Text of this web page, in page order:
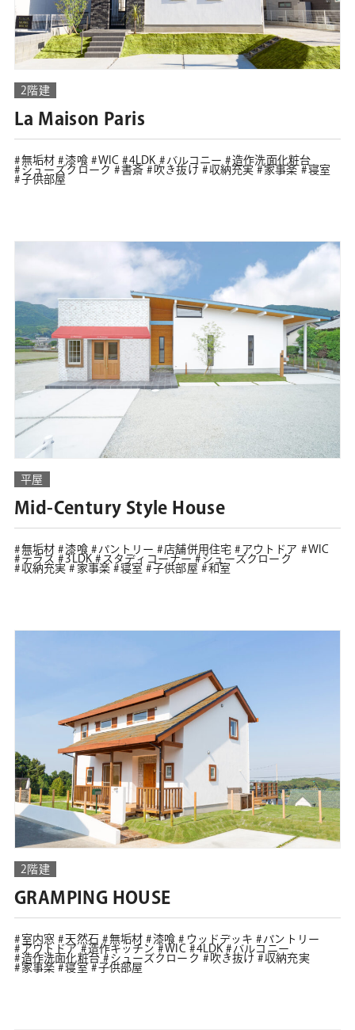
2階建
La Maison Paris
無垢材 漆喰 WIC 4LDK バルコニー
造作洗面化粧台
シューズクローク
書斎 吹き抜け 収納充実 家事楽
寝室
子供部屋
平屋
Mid-Century Style House
無垢材 漆喰 パントリー 店舗併用住宅 アウトドア
WIC
テラス
3LDK スタディコーナー
シューズクローク
収納充実
家事楽 寝室 子供部屋 和室
2階建
GRAMPING HOUSE
室内窓 天然石 無垢材 漆喰 ウッドデッキ
パントリー
アウトドア
造作キッチン WIC 4LDK
バルコニー
造作洗面化粧台
シューズクローク 吹き抜け
収納充実
家事楽
寝室 子供部屋